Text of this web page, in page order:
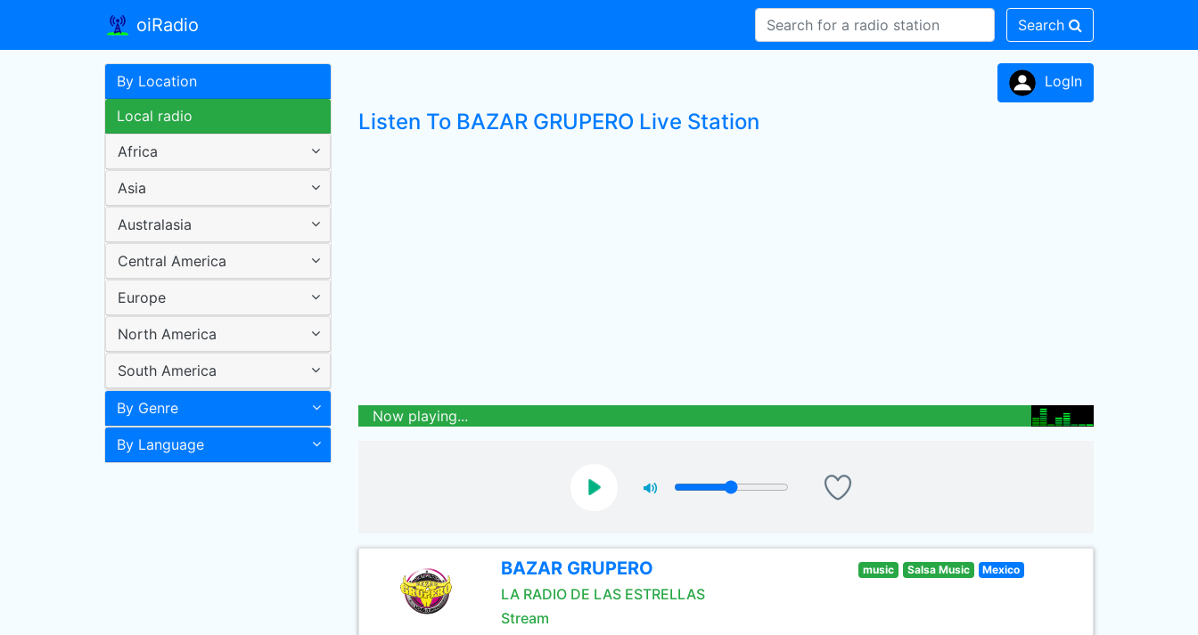
oiRadio Search
By Location
Local radio
Africa
Asia
Australasia
Central America
Europe
North America
South America
By Genre
By Language
LogIn
Listen To BAZAR GRUPERO Live Station
Now playing...
BAZAR GRUPERO
LA RADIO DE LAS ESTRELLAS
Stream
music Salsa Music Mexico